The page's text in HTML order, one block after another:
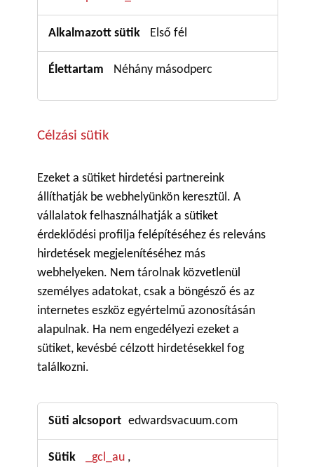
Első fél
Néhány másodperc
Célzási sütik
Ezeket a sütiket hirdetési partnereink
állíthatják be webhelyünkön keresztül. A
vállalatok felhasználhatják a sütiket
érdeklődési profilja felépítéséhez és releváns
hirdetések megjelenítéséhez más
webhelyeken. Nem tárolnak közvetlenül
személyes adatokat, csak a böngésző és az
internetes eszköz egyértelmű azonosításán
alapulnak. Ha nem engedélyezi ezeket a
sütiket, kevésbé célzott hirdetésekkel fog
találkozni.
sütik
edwardsvacuum.com
_gcl_au ,